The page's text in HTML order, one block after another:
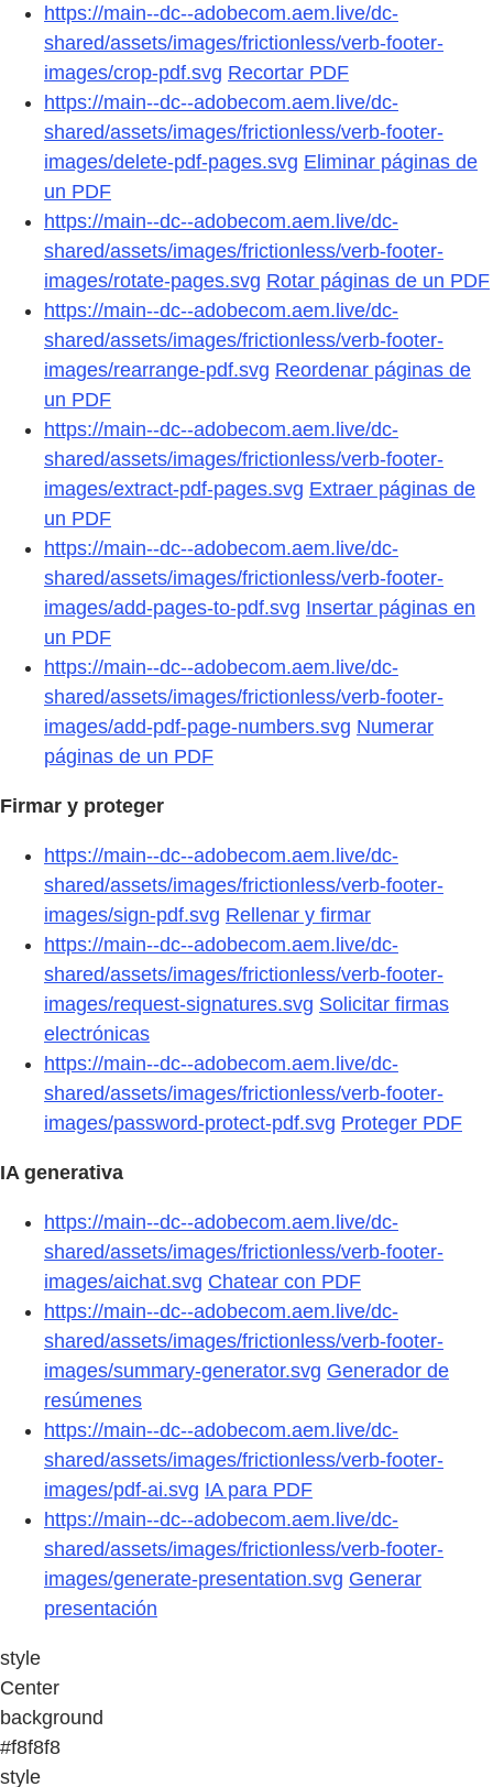
https://main--dc--adobecom.aem.live/dc-
shared/assets/images/frictionless/verb-footer-
images/crop-pdf.svg Recortar PDF
https://main--dc--adobecom.aem.live/dc-
shared/assets/images/frictionless/verb-footer-
images/delete-pdf-pages.svg Eliminar páginas de
un PDF
https://main--dc--adobecom.aem.live/dc-
shared/assets/images/frictionless/verb-footer-
images/rotate-pages.svg Rotar páginas de un PDF
https://main--dc--adobecom.aem.live/dc-
shared/assets/images/frictionless/verb-footer-
images/rearrange-pdf.svg Reordenar páginas de
un PDF
https://main--dc--adobecom.aem.live/dc-
shared/assets/images/frictionless/verb-footer-
images/extract-pdf-pages.svg Extraer páginas de
un PDF
https://main--dc--adobecom.aem.live/dc-
shared/assets/images/frictionless/verb-footer-
images/add-pages-to-pdf.svg Insertar páginas en
un PDF
https://main--dc--adobecom.aem.live/dc-
shared/assets/images/frictionless/verb-footer-
images/add-pdf-page-numbers.svg Numerar
páginas de un PDF
Firmar y proteger
https://main--dc--adobecom.aem.live/dc-
shared/assets/images/frictionless/verb-footer-
images/sign-pdf.svg Rellenar y firmar
https://main--dc--adobecom.aem.live/dc-
shared/assets/images/frictionless/verb-footer-
images/request-signatures.svg Solicitar firmas
electrónicas
https://main--dc--adobecom.aem.live/dc-
shared/assets/images/frictionless/verb-footer-
images/password-protect-pdf.svg Proteger PDF
IA generativa
https://main--dc--adobecom.aem.live/dc-
shared/assets/images/frictionless/verb-footer-
images/aichat.svg Chatear con PDF
https://main--dc--adobecom.aem.live/dc-
shared/assets/images/frictionless/verb-footer-
images/summary-generator.svg Generador de
resúmenes
https://main--dc--adobecom.aem.live/dc-
shared/assets/images/frictionless/verb-footer-
images/pdf-ai.svg IA para PDF
https://main--dc--adobecom.aem.live/dc-
shared/assets/images/frictionless/verb-footer-
images/generate-presentation.svg Generar
presentación
style
Center
background
#f8f8f8
style